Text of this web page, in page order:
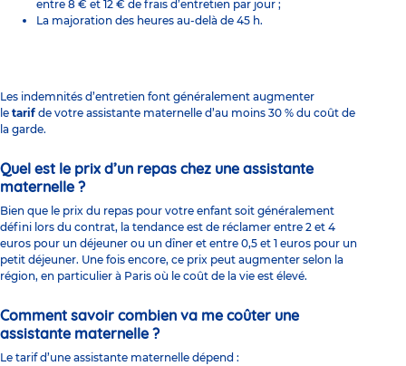
entre 8 € et 12 € de frais d’entretien par jour ;
La majoration des heures au-delà de 45 h.
Les indemnités d’entretien font généralement augmenter
le tarif de votre assistante maternelle d’au moins 30 % du coût de
la garde.
Quel est le prix d’un repas chez une assistante
maternelle ?
Bien que le prix du repas pour votre enfant soit généralement
défini lors du contrat, la tendance est de réclamer entre 2 et 4
euros pour un déjeuner ou un dîner et entre 0,5 et 1 euros pour un
petit déjeuner. Une fois encore, ce prix peut augmenter selon la
région, en particulier à Paris où le coût de la vie est élevé.
Comment savoir combien va me coûter une
assistante maternelle ?
Le tarif d’une assistante maternelle dépend :